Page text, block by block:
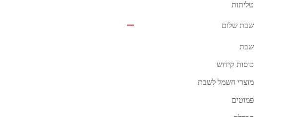
טליתות
שבת שלום
שבת
כוסות קידוש
מוצרי חשמל לשבת
פמוטים